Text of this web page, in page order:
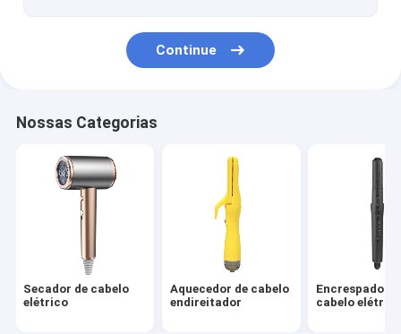
Secador de cabelo de alta velocidade
Estilizador de cabelo multifuncional
Continue
Nossas Categorias
Secador de cabelo
elétrico
Aquecedor de cabelo
endireitador
Encrespador
cabelo